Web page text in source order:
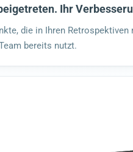
Ihr
die in Ihren
bereits nutzt.